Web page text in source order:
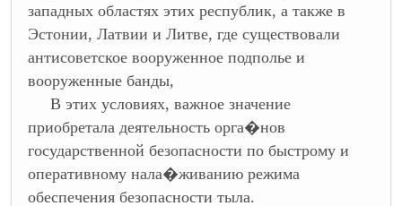
западных областях этих республик, а также в
Эстонии, Латвии и Литве, где существовали
антисоветское вооруженное подполье и
вооруженные банды,
В этих условиях, важное значение
приобретала деятельность орга�нов
государственной безопасности по быстрому и
оперативному нала�живанию режима
обеспечения безопасности тыла.